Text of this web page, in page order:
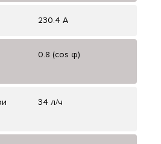
230.4 А
0.8 (cos φ)
34 л/ч